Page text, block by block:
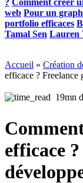
? Comment créer
web Pour un
portfolio efficaces
Tamal Sen Lauren
Accueil » Création
efficace ? Freelance
19mn
efficace